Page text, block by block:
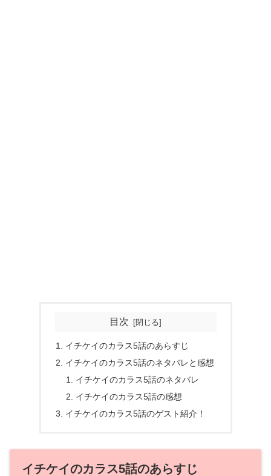
目次
イチケイのカラス5話のあらすじ
イチケイのカラス5話のネタバレと感想
イチケイのカラス5話のネタバレ
イチケイのカラス5話の感想
イチケイのカラス5話のゲスト紹介！
イチケイのカラス5話のあらすじ